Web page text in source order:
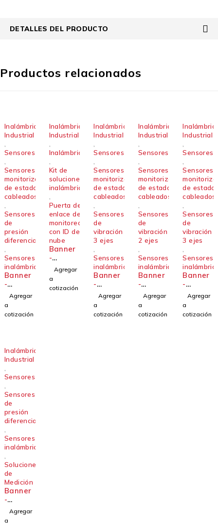
DETALLES DEL PRODUCTO
Productos relacionados
Inalámbrico
Industrial
Sensores
Sensores de
monitorización
de estado
cableados
Sensores
de
presión
diferencial
Sensores
inalámbricos
Banner
-
Sensor
QM42-
DPS5-
2Q
Agregar
a
cotización
Inalámbrico
Industrial
Inalámbricos
Kit de
soluciones
inalámbricas
Puerta de
enlace de
monitoreo
con ID de
nube
Banner
-
DXM120
0-CK2-
W
Agregar
a
cotización
Inalámbrico
Industrial
Sensores
Sensores de
monitorización
de estado
cableados
Sensores
de
vibración
3 ejes
Sensores
inalámbricos
Banner
-
Sensor
QM30V
T3-MQP
Agregar
a
cotización
Inalámbrico
Industrial
Sensores
Sensores de
monitorización
de estado
cableados
Sensores
de
vibración
2 ejes
Sensores
inalámbricos
Banner
-
Sensor
QM30V
T2-SS-
9M
Agregar
a
cotización
Industrial
Sensores
Sensores
de estado
cableados
Sensores
de
vibración
3 ejes
Sensores
Banner
-
Sensor
QM30V
T3-SS-
KQP
Agregar
a
cotización
Inalámbrico
Industrial
Sensores
Sensores
de
presión
diferencial
Sensores
inalámbricos
Soluciones
de
Medición
Banner
-
Sensore
Agregar
a